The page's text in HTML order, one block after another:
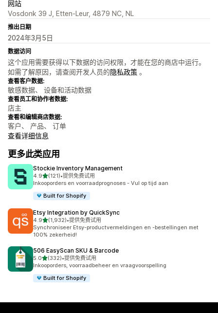
网站
Vosdonk 39 J, Etten-Leur, 4879 NC, NL
推出日期
2024年3月5日
数据访问
这个应用需要获得以下数据的访问权限，才能在您的商店中运行。
如需了解原因，请查阅开发人员的隐私政策 。
查看客户数据:
敏感数据、 设备和活动数据
查看员工和协作者数据:
店主
查看和编辑商店数据:
客户、 产品、 订单
查看详细信息
更多此类应用
Stockie Inventory Management
4.9星（满分 5 星）
(121)
总共 121 条评论
•提供免费试用
Inkooporders en voorraadprognoses - Vul op tijd aan
Built for Shopify
Etsy Integration by QuickSync
4.9星（满分 5 星）
(1,932)
总共 1932 条评论
•提供免费试用
Synchroniseer Etsy-productvermeldingen en -bestellingen met
100% zekerheid!
506 EasyScan SKU & Barcode
5.0星（满分 5 星）
(332)
总共 332 条评论
•提供免费试用
Inkooporders, voorraadbeheer en vraagvoorspelling
Built for Shopify